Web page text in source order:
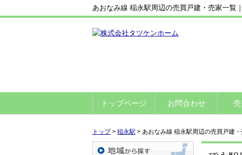
あおなみ線 稲永駅周辺の売買戸建・売家一覧
トップページ お問合わせ
トップ> 稲永駅 > あおなみ線 稲永駅周辺の売買戸建